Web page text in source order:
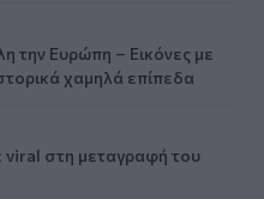
την Ευρώπη – Εικόνες με
χαμηλά επίπεδα
viral στη μεταγραφή του